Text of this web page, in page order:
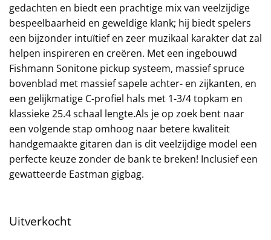
gedachten en biedt een prachtige mix van veelzijdige
bespeelbaarheid en geweldige klank; hij biedt spelers
een bijzonder intuïtief en zeer muzikaal karakter dat zal
helpen inspireren en creëren. Met een ingebouwd
Fishmann Sonitone pickup systeem, massief spruce
bovenblad met massief sapele achter- en zijkanten, en
een gelijkmatige C-profiel hals met 1-3/4 topkam en
klassieke 25.4 schaal lengte.Als je op zoek bent naar
een volgende stap omhoog naar betere kwaliteit
handgemaakte gitaren dan is dit veelzijdige model een
perfecte keuze zonder de bank te breken! Inclusief een
gewatteerde Eastman gigbag.
Uitverkocht